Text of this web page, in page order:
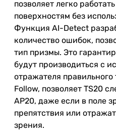
позволяет легко
поверхностям без
Функция AI-Detect
количество ошибок,
тип призмы. Это
будут производиться с
отражателя
Follow, позволяет TS20
AP20, даже если в поле
препятствия или
зрения.